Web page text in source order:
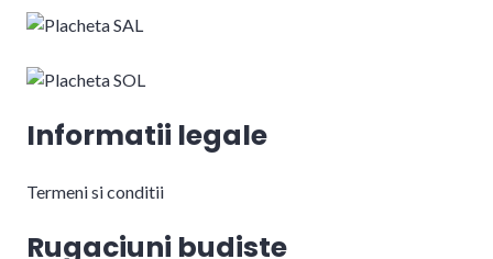
Informatii legale
Termeni si conditii
Rugaciuni budiste